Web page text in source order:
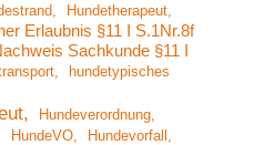
Hundetherapeut
Erlaubnis §11 I S.1Nr.8f
Sachkunde §11 I
hundetypisches
Hundeverordnung
HundeVO
Hundevorfall